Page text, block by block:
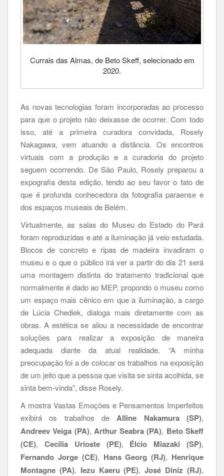
Currais das Almas, de Beto Skeff, selecionado em
2020.
As novas tecnologias foram incorporadas ao processo
para que o projeto não deixasse de ocorrer. Com todo
isso, até a primeira curadora convidada, Rosely
Nakagawa, vem atuando a distância. Os encontros
virtuais com a produção e a curadoria do projeto
seguem ocorrendo. De São Paulo, Rosely preparou a
expografia desta edição, tendo ao seu favor o fato de
que é profunda conhecedora da fotografia paraense e
dos espaços museais de Belém.
Virtualmente, as salas do Museu do Estado do Pará
foram reproduzidas e até a iluminação já veio estudada.
Blocos de concreto e ripas de madeira invadiram o
museu e o que o público irá ver a partir do dia 21 será
uma montagem distinta do tratamento tradicional que
normalmente é dado ao MEP, propondo o museu como
um espaço mais cênico em que a iluminação, a cargo
de Lúcia Chediek, dialoga mais diretamente com as
obras. A estética se aliou a necessidade de encontrar
soluções para realizar a exposição de maneira
adequada diante da atual realidade. “A minha
preocupação foi a de colocar os trabalhos na exposição
de um jeito que a pessoa que visita se sinta acolhida, se
sinta bem-vinda”, disse Rosely.
A mostra Vastas Emoções e Pensamentos Imperfeitos
exibirá os trabalhos de Alline Nakamura (SP),
Andreev Veiga (PA), Arthur Seabra (PA), Beto Skeff
(CE), Cecília Urioste (PE), Élcio Miazaki (SP),
Fernando Jorge (CE), Hans Georg (RJ), Henrique
Montagne (PA), Iezu Kaeru (PE),José Diniz (RJ),